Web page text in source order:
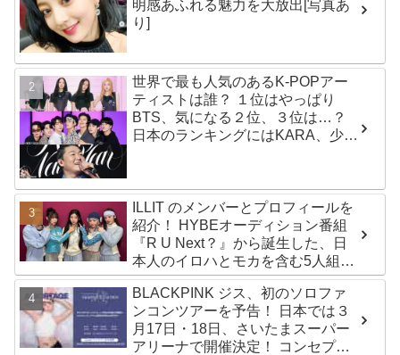
明感あふれる魅力を大放出[写真あ
り]
世界で最も人気のあるK-POPアー
ティストは誰？ １位はやっぱり
BTS、気になる２位、３位は…？
日本のランキングにはKARA、少女
ILLIT のメンバーとプロフィールを
紹介！ HYBEオーディション番組
『R U Next？』から誕生した、日
本人のイロハとモカを含む5人組ガ
ールズグループ！ デビュー曲
「Magnetic」がいきなりの大ヒッ
ト
BLACKPINK ジス、初のソロファ
ンコンツアーを予告！ 日本では３
月17日・18日、さいたまスーパー
アリーナで開催決定！ コンセプト